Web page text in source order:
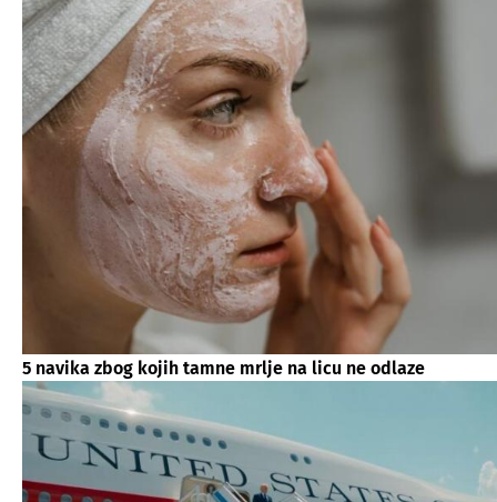
5 navika zbog kojih tamne mrlje na licu ne odlaze